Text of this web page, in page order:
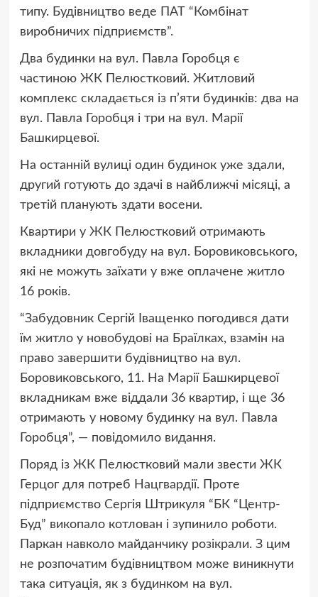
типу. Будівництво веде ПАТ “Комбінат
виробничих підприємств”.
Два будинки на вул. Павла Горобця є
частиною ЖК Пелюстковий. Житловий
комплекс складається із п’яти будинків: два на
вул. Павла Горобця і три на вул. Марії
Башкирцевої.
На останній вулиці один будинок уже здали,
другий готують до здачі в найближчі місяці, а
третій планують здати восени.
Квартири у ЖК Пелюстковий отримають
вкладники довгобуду на вул. Боровиковського,
які не можуть заїхати у вже оплачене житло
16 років.
“Забудовник Сергій Іващенко погодився дати
їм житло у новобудові на Браїлках, взамін на
право завершити будівництво на вул.
Боровиковського, 11. На Марії Башкирцевої
вкладникам вже віддали 36 квартир, і ще 36
отримають у новому будинку на вул. Павла
Горобця”, — повідомило видання.
Поряд із ЖК Пелюстковий мали звести ЖК
Герцог для потреб Нацгвардії. Проте
підприємство Сергія Штрикуля “БК “Центр-
Буд” викопало котлован і зупинило роботи.
Паркан навколо майданчику розікрали. З цим
не розпочатим будівництвом може виникнути
така ситуація, як з будинком на вул.